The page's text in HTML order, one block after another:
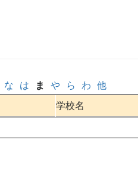
な は ま や ら わ
他
学校名